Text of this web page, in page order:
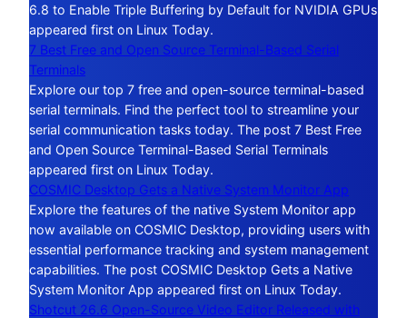
6.8 to Enable Triple Buffering by Default for NVIDIA GPUs
appeared first on Linux Today.
7 Best Free and Open Source Terminal-Based Serial
Terminals
Explore our top 7 free and open-source terminal-based
serial terminals. Find the perfect tool to streamline your
serial communication tasks today. The post 7 Best Free
and Open Source Terminal-Based Serial Terminals
appeared first on Linux Today.
COSMIC Desktop Gets a Native System Monitor App
Explore the features of the native System Monitor app
now available on COSMIC Desktop, providing users with
essential performance tracking and system management
capabilities. The post COSMIC Desktop Gets a Native
System Monitor App appeared first on Linux Today.
Shotcut 26.6 Open-Source Video Editor Released with